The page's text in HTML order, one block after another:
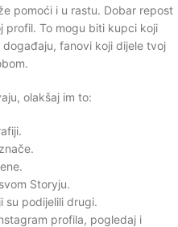
pomoći i u rastu. Dobar repost
profil. To mogu biti kupci koji
fanovi koji dijele tvoj
olakšaj im to:
Storyju.
su podijelili drugi.
profila, pogledaj i